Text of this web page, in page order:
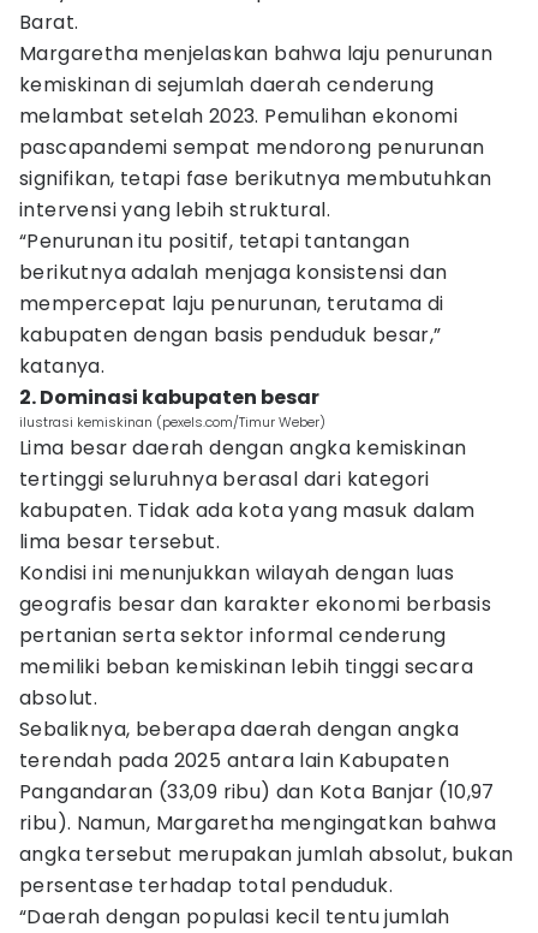
Barat.
Margaretha menjelaskan bahwa laju penurunan
kemiskinan di sejumlah daerah cenderung
melambat setelah 2023. Pemulihan ekonomi
pascapandemi sempat mendorong penurunan
signifikan, tetapi fase berikutnya membutuhkan
intervensi yang lebih struktural.
“Penurunan itu positif, tetapi tantangan
berikutnya adalah menjaga konsistensi dan
mempercepat laju penurunan, terutama di
kabupaten dengan basis penduduk besar,”
katanya.
2. Dominasi kabupaten besar
ilustrasi kemiskinan (pexels.com/Timur Weber)
Lima besar daerah dengan angka kemiskinan
tertinggi seluruhnya berasal dari kategori
kabupaten. Tidak ada kota yang masuk dalam
lima besar tersebut.
Kondisi ini menunjukkan wilayah dengan luas
geografis besar dan karakter ekonomi berbasis
pertanian serta sektor informal cenderung
memiliki beban kemiskinan lebih tinggi secara
absolut.
Sebaliknya, beberapa daerah dengan angka
terendah pada 2025 antara lain Kabupaten
Pangandaran (33,09 ribu) dan Kota Banjar (10,97
ribu). Namun, Margaretha mengingatkan bahwa
angka tersebut merupakan jumlah absolut, bukan
persentase terhadap total penduduk.
“Daerah dengan populasi kecil tentu jumlah